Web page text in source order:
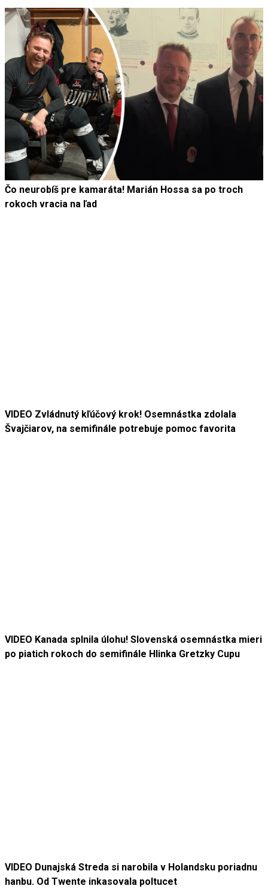
Čo neurobíš pre kamaráta! Marián Hossa sa po troch
rokoch vracia na ľad
VIDEO Zvládnutý kľúčový krok! Osemnástka zdolala
Švajčiarov, na semifinále potrebuje pomoc favorita
VIDEO Kanada splnila úlohu! Slovenská osemnástka mieri
po piatich rokoch do semifinále Hlinka Gretzky Cupu
VIDEO Dunajská Streda si narobila v Holandsku poriadnu
hanbu. Od Twente inkasovala poltucet